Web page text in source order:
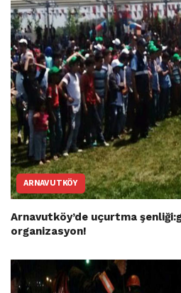
ARNAVUTKÖY
Arnavutköy’de uçurtma
organizasyon!